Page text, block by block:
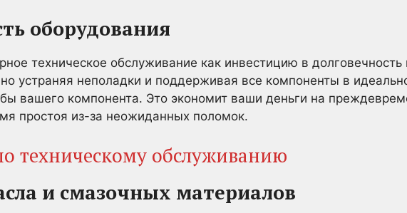
оборудования
техническое обслуживание как инвестицию в
устраняя неполадки и поддерживая все компоненты в
вашего компонента. Это экономит ваши деньги на
простоя из-за неожиданных поломок.
техническому обслуживанию
и смазочных материалов